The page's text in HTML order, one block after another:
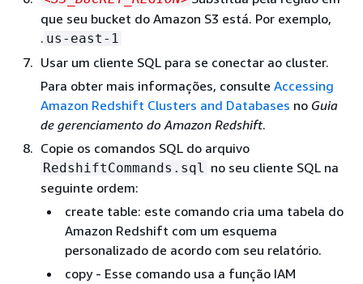
que seu bucket do Amazon S3 está. Por exemplo,
. us-east-1
Usar um cliente SQL para se conectar ao cluster.
Para obter mais informações, consulte Accessing
Amazon Redshift Clusters and Databases no Guia
de gerenciamento do Amazon Redshift.
Copie os comandos SQL do arquivo
RedshiftCommands.sql no seu cliente SQL na
seguinte ordem:
create table: este comando cria uma tabela do
Amazon Redshift com um esquema
personalizado de acordo com seu relatório.
copy - Esse comando usa a função IAM